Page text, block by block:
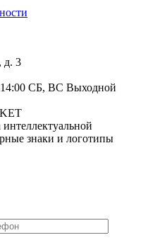
д. 3
СБ, ВС Выходной
знаки и логотипы